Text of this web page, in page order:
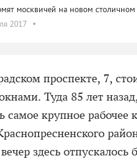
москвичей на новом столичном
2017
проспекте, 7,
Туда 85 лет
самое крупное
здесь